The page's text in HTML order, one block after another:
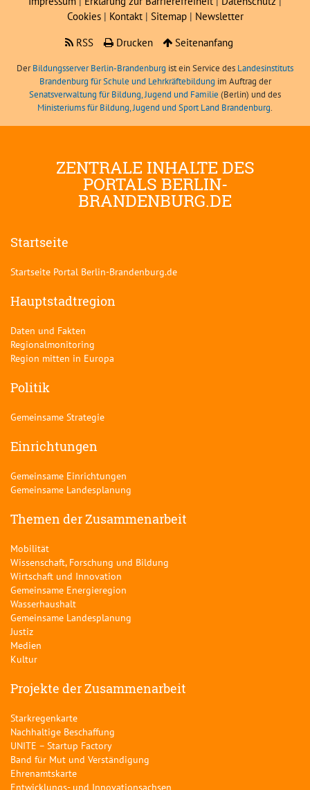
Cookies| Kontakt | Sitemap| Newsletter
RSS
Drucken Seitenanfang
DerBildungsserver Berlin-Brandenburg ist ein Service des Landesinstituts
Brandenburg für Schule und Lehrkräftebildung im Auftrag der
Senatsverwaltung für Bildung, Jugend und Familie (Berlin) und des
Ministeriums für Bildung, Jugend und Sport Land Brandenburg.
ZENTRALE INHALTE DES
PORTALS BERLIN-
BRANDENBURG.DE
Startseite
Startseite Portal Berlin-Brandenburg.de
Hauptstadtregion
Daten und Fakten
Regionalmonitoring
Region mitten in Europa
Politik
Gemeinsame Strategie
Einrichtungen
Gemeinsame Einrichtungen
Gemeinsame Landesplanung
Themen der Zusammenarbeit
Mobilität
Wissenschaft, Forschung und Bildung
Wirtschaft und Innovation
Gemeinsame Energieregion
Wasserhaushalt
Gemeinsame Landesplanung
Justiz
Medien
Kultur
Projekte der Zusammenarbeit
Starkregenkarte
Nachhaltige Beschaffung
UNITE – Startup Factory
Band für Mut und Verständigung
Ehrenamtskarte
Entwicklungs- und Innovationsachsen